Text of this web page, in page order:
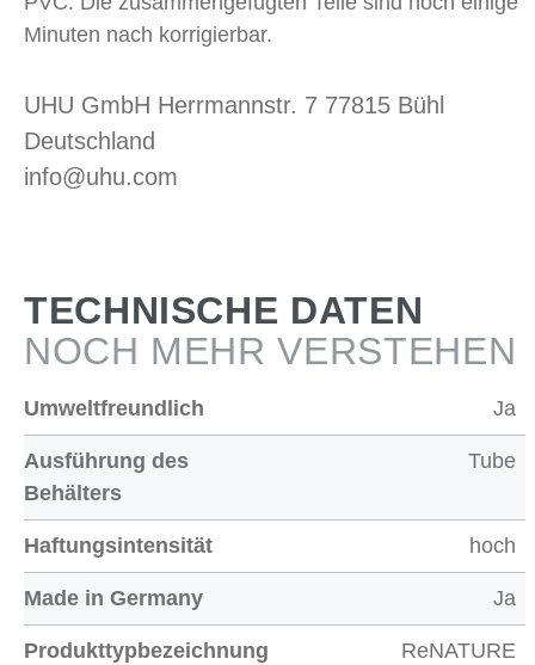
Minuten nach korrigierbar.
UHU GmbH Herrmannstr. 7 77815 Bühl
Deutschland
info@uhu.com
TECHNISCHE DATEN
NOCH MEHR VERSTEHEN
Umweltfreundlich Ja
Ausführung des
Behälters
Tube
Haftungsintensität hoch
Made in Germany Ja
Produkttypbezeichnung ReNATURE